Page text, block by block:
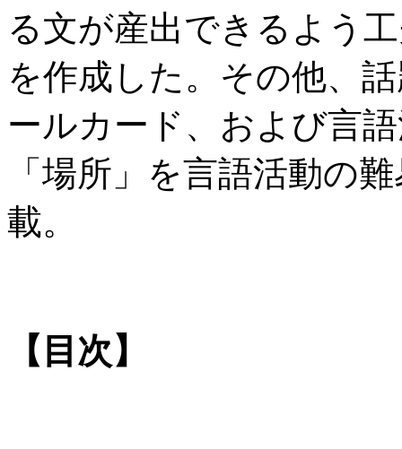
る文が産出できるよう
を作成した。その他、
ールカード、および言
「場所」を言語活動の
載。
【目次】